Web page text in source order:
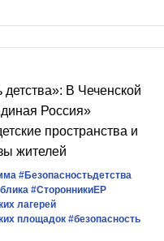
детства»: В Чеченской
Россия»
пространства и
жителей
#Безопасностьдетства
#СторонникиЕР
лагерей
площадок #безопасность